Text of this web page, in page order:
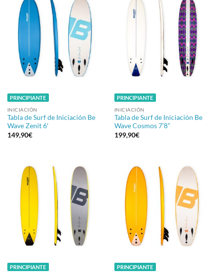
PRINCIPIANTE
INICIACIÓN
Tabla de Surf de Iniciación Be
Wave Zenit 6′
149,90€
PRINCIPIANTE
INICIACIÓN
Tabla de Surf de Iniciación Be
Wave Cosmos 7’8”
199,90€
PRINCIPIANTE PRINCIPIANTE